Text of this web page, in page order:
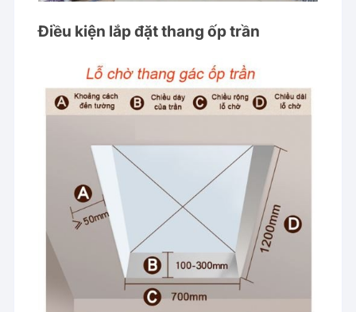
Điều kiện lắp đặt thang ốp trần